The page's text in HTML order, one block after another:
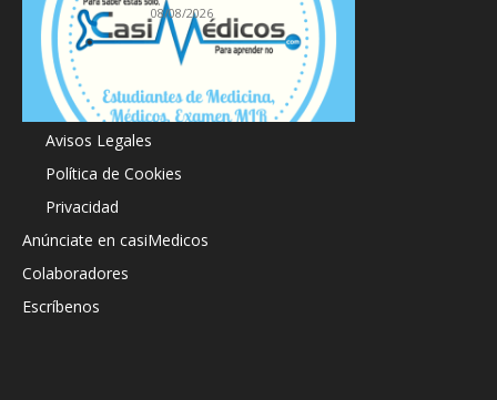
08/08/2026
Acerca de
Avisos Legales
Política de Cookies
Privacidad
Anúnciate en casiMedicos
Colaboradores
Escríbenos